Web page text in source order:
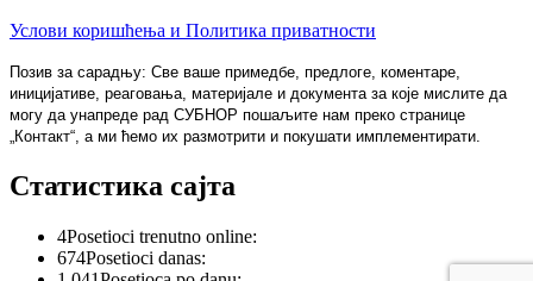
Услови коришћења и Политика приватности
Позив за сарадњу: Све ваше примедбе, предлоге, коментаре,
иницијативе, реаговања, материјале и документа за које мислите да
могу да унапреде рад СУБНОР пошаљите нам преко странице
„Контакт“, а ми ћемо их размотрити и покушати имплементирати.
Статистика сајта
4Posetioci trenutno online:
674Posetioci danas: